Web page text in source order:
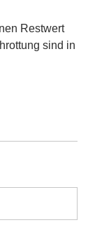
Restwert
sind in